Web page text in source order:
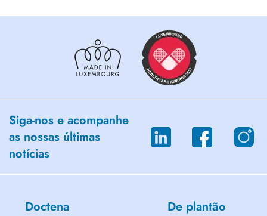
Siga-nos e acompanhe
as nossas últimas
notícias
Doctena De plantão